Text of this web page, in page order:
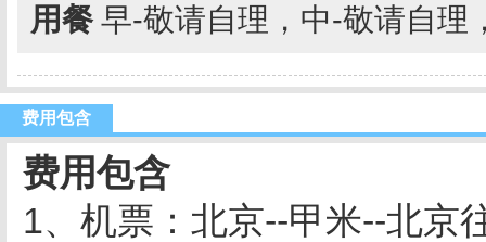
用餐 早-敬请自理，中-敬请自理
费用包含
费用包含
1、机票：北京--甲米--北京